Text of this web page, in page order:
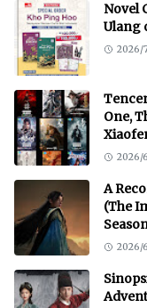
Novel
Ulang
2026/
One,
2026/
A
(The
2026/